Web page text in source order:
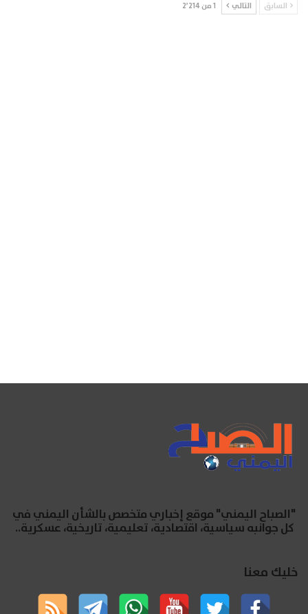
السابق التالي 1 من 2٬214
"الصباح اليمني" موقع إخباري متخصص بالشأن اليمني في
كل جوانبه سياسية، اقتصادية، تعليمية، تاريخية، عسكرية..
خليك معنا